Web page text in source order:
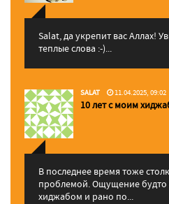
Salat, да укрепит вас Аллаx!
теплые слова :-)...
SALAT 11.04.2025, 09:02
10 лет с моим
В последнее время тоже
проблемой. Ощущение будто
хиджабом и рано по...